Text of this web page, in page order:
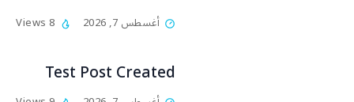
أغسطس 7, 2026 8 Views
Test Post Created